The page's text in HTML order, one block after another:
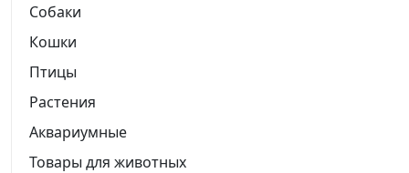
Собаки
Кошки
Птицы
Растения
Аквариумные
Товары для животных